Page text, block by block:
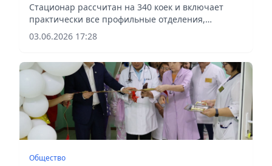
Стационар рассчитан на 340 коек и включает
практически все профильные отделения,
сообщает vecher.kz.
03.06.2026 17:28
Общество